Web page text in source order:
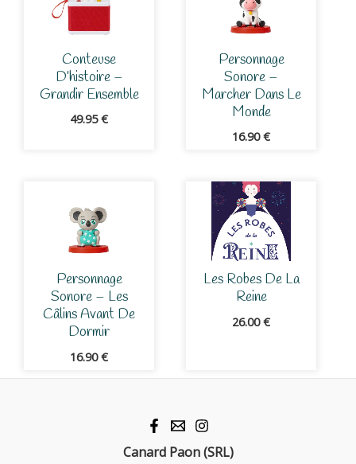
Conteuse
D’histoire –
Grandir Ensemble
49.95€
Personnage
Sonore –
Marcher Dans Le
Monde
16.90€
Personnage
Sonore – Les
Câlins Avant De
Dormir
16.90€
Les Robes De La
Reine
26.00€
Canard Paon (SRL)